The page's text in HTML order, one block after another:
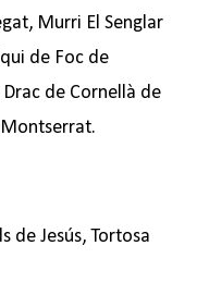
Murri El Senglar
de Foc de
de Cornellà de
Montserrat.
de Jesús, Tortosa